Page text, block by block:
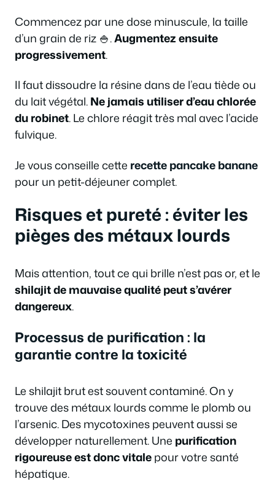
Commencez par une dose minuscule, la taille
d’un grain de riz 🍚.Augmentez ensuite
progressivement.
Il faut dissoudre la résine dans de l’eau tiède ou
du lait végétal.Ne jamais utiliser d’eau chlorée
du robinet. Le chlore réagit très mal avec l’acide
fulvique.
Je vous conseille cette recette pancake banane
pour un petit-déjeuner complet.
Risques et pureté : éviter les
pièges des métaux lourds
Mais attention, tout ce qui brille n’est pas or, et le
shilajit de mauvaise qualité peut s’avérer
dangereux.
Processus de purification : la
garantie contre la toxicité
Le shilajit brut est souvent contaminé. On y
trouve des métaux lourds comme le plomb ou
l’arsenic. Des mycotoxines peuvent aussi se
développer naturellement. Une purification
rigoureuse est donc vitalepour votre santé
hépatique.